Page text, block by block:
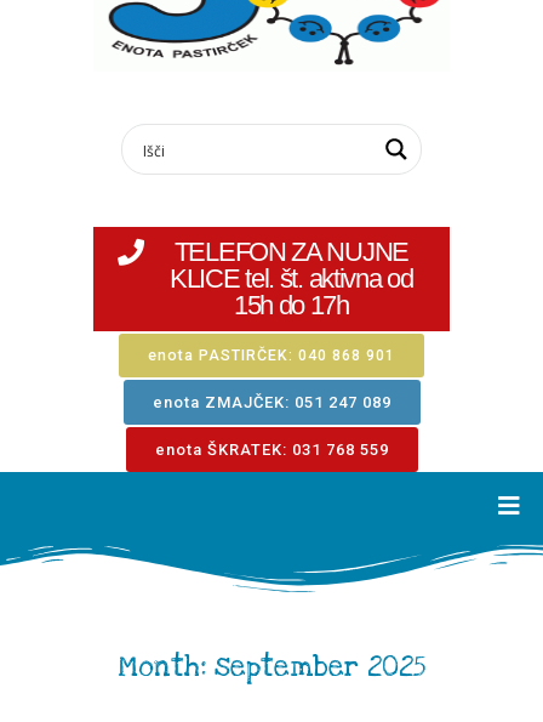
TELEFON ZA NUJNE
KLICE tel. št. aktivna od
15h do 17h
enota PASTIRČEK: 040 868 901
enota ZMAJČEK: 051 247 089
enota ŠKRATEK: 031 768 559
Month: september 2025